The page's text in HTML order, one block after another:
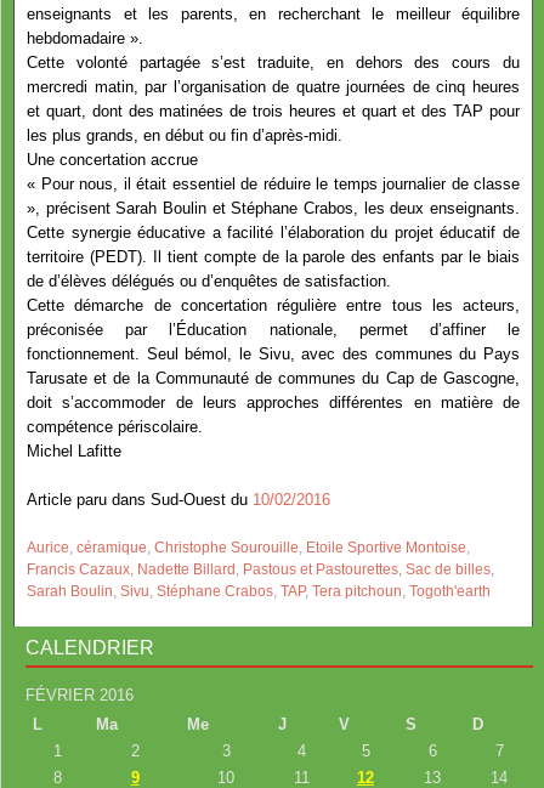
enseignants et les parents, en recherchant le meilleur équilibre
hebdomadaire ».
Cette volonté partagée s’est traduite, en dehors des cours du
mercredi matin, par l’organisation de quatre journées de cinq heures
et quart, dont des matinées de trois heures et quart et des TAP pour
les plus grands, en début ou fin d’après-midi.
Une concertation accrue
« Pour nous, il était essentiel de réduire le temps journalier de classe
», précisent Sarah Boulin et Stéphane Crabos, les deux enseignants.
Cette synergie éducative a facilité l’élaboration du projet éducatif de
territoire (PEDT). Il tient compte de la parole des enfants par le biais
de d’élèves délégués ou d’enquêtes de satisfaction.
Cette démarche de concertation régulière entre tous les acteurs,
préconisée par l’Éducation nationale, permet d’affiner le
fonctionnement. Seul bémol, le Sivu, avec des communes du Pays
Tarusate et de la Communauté de communes du Cap de Gascogne,
doit s’accommoder de leurs approches différentes en matière de
compétence périscolaire.
Michel Lafitte
Article paru dans Sud-Ouest du 10/02/2016
Aurice, céramique, Christophe Sourouille, Etoile Sportive Montoise,
Francis Cazaux, Nadette Billard , Pastous et Pastourettes, Sac de billes,
Sarah Boulin, Sivu, Stéphane Crabos, TAP, Tera pitchoun, Togoth'earth
CALENDRIER
FÉVRIER 2016
L
Ma Me J V S D
1 2 3 4 5 6
7
8
9 10 11 12 13
14